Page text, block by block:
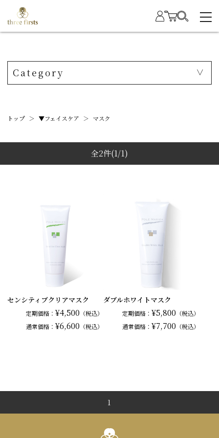
Category
トップ ＞ ▼フェイスケア ＞ マスク
全2件(1/1)
センシティブクリアマスク
定期価格： ¥4,500 （税込）
通常価格： ¥6,600 （税込）
ダブルホワイトマスク
定期価格： ¥5,800 （税込）
通常価格： ¥7,700 （税込）
1